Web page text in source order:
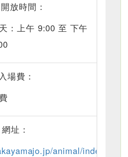
開放時間：
：上午 9:00 至 下午
入場費：
網址：
animal/index.html